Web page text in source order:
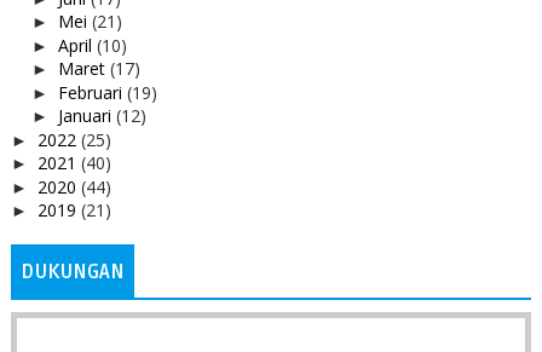
► Mei (21)
► April (10)
► Maret (17)
► Februari (19)
► Januari (12)
► 2022 (25)
► 2021 (40)
► 2020 (44)
► 2019 (21)
DUKUNGAN